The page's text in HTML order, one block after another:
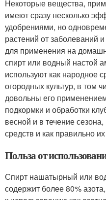
Некоторые вещества,
имеют сразу несколько
удобрениями, но
растений от заболеваний
для применения на
спирт или водный настой
используют как народное
огородных культур, в том
довольны его
подкормки и обработки
весной и в течение
средств и как правильно
Польза от
Спирт нашатырный или
содержит более 80%